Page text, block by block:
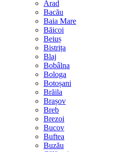
Arad
Bacău
Baia Mare
Băicoi
Beiuș
Bistrița
Blaj
Bobâlna
Bologa
Botoșani
Brăila
Brașov
Breb
Brezoi
Bucov
Buftea
Buzău